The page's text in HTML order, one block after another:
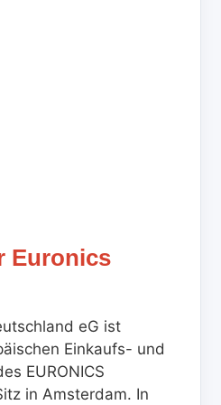
Euronics
eG ist
Einkaufs- und
EURONICS
in Amsterdam. In